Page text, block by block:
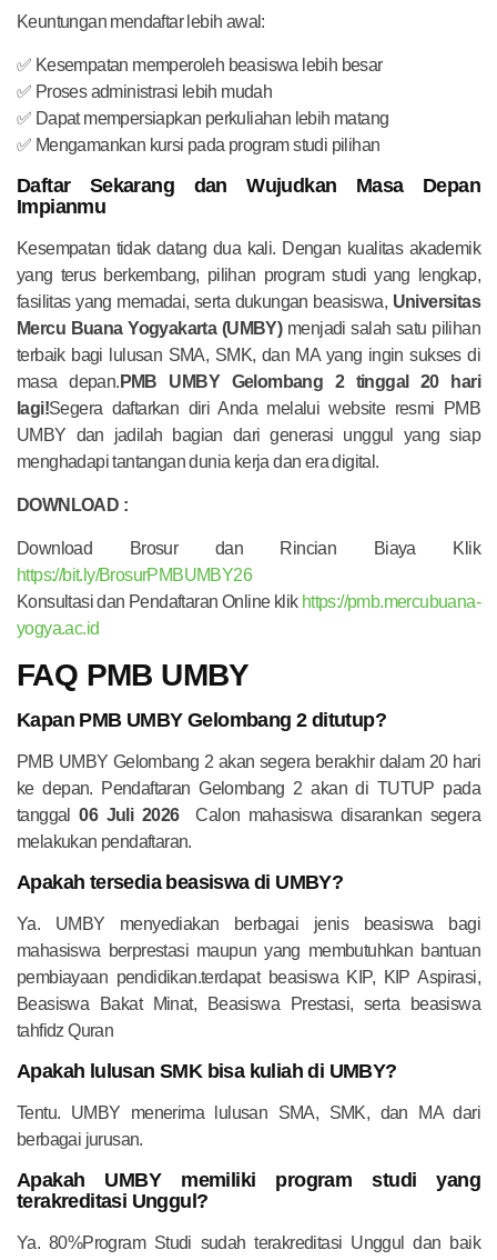
Keuntungan mendaftar lebih awal:
✅ Kesempatan memperoleh beasiswa lebih besar
✅ Proses administrasi lebih mudah
✅ Dapat mempersiapkan perkuliahan lebih matang
✅ Mengamankan kursi pada program studi pilihan
Daftar Sekarang dan Wujudkan Masa Depan
Impianmu
Kesempatan tidak datang dua kali. Dengan kualitas akademik
yang terus berkembang, pilihan program studi yang lengkap,
fasilitas yang memadai, serta dukungan beasiswa, Universitas
Mercu Buana Yogyakarta (UMBY)menjadi salah satu pilihan
terbaik bagi lulusan SMA, SMK, dan MA yang ingin sukses di
masa depan. PMB UMBY Gelombang 2 tinggal 20 hari
lagi!Segera daftarkan diri Anda melalui website resmi PMB
UMBY dan jadilah bagian dari generasi unggul yang siap
menghadapi tantangan dunia kerja dan era digital.
DOWNLOAD :
Download Brosur dan Rincian Biaya Klik
https://bit.ly/BrosurPMBUMBY26
Konsultasi dan Pendaftaran Online klik https://pmb.mercubuana-
yogya.ac.id
FAQ PMB UMBY
Kapan PMB UMBY Gelombang 2 ditutup?
PMB UMBY Gelombang 2 akan segera berakhir dalam 20 hari
ke depan. Pendaftaran Gelombang 2 akan di TUTUP pada
tanggal06 Juli 2026Calon mahasiswa disarankan segera
melakukan pendaftaran.
Apakah tersedia beasiswa di UMBY?
Ya. UMBY menyediakan berbagai jenis beasiswa bagi
mahasiswa berprestasi maupun yang membutuhkan bantuan
pembiayaan pendidikan.terdapat beasiswa KIP, KIP Aspirasi,
Beasiswa Bakat Minat, Beasiswa Prestasi, serta beasiswa
tahfidz Quran
Apakah lulusan SMK bisa kuliah di UMBY?
Tentu. UMBY menerima lulusan SMA, SMK, dan MA dari
berbagai jurusan.
Apakah UMBY memiliki program studi yang
terakreditasi Unggul?
Ya. 80%Program Studi sudah terakreditasi Unggul dan baik